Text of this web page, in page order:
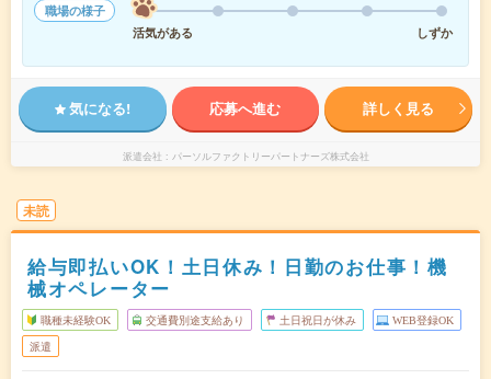
職場の様子
活気がある
しずか
気になる! 応募へ進む 詳しく見る
派遣会社 パーソルファクトリーパートナーズ株式会社
未読
給与即払いOK！土日休み！日勤のお仕事！機
械オペレーター
職種未経験OK 交通費別途支給あり 土日祝日が休み WEB登録OK
派遣